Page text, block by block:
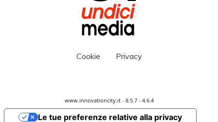
Cookie Privacy
www.innovationcity.it - 8.5.7 - 4.6.4
Le tue preferenze relative alla privacy